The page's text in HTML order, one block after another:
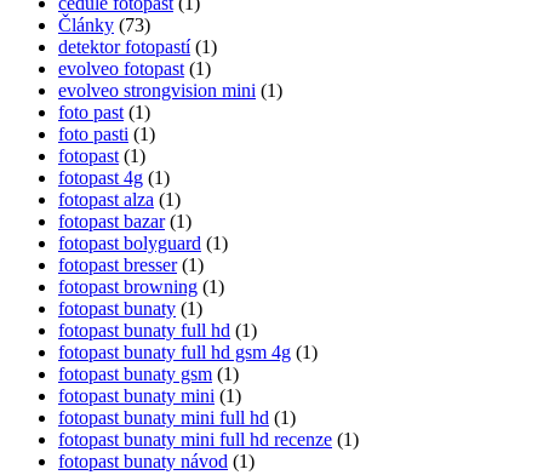
Články (73)
detektor fotopastí(1)
evolveo fotopast (1)
evolveo strongvision mini (1)
foto past (1)
foto pasti (1)
fotopast (1)
fotopast 4g (1)
fotopast alza (1)
fotopast bazar(1)
fotopast bolyguard (1)
fotopast bresser(1)
fotopast browning (1)
fotopast bunaty (1)
fotopast bunaty full hd (1)
fotopast bunaty full hd gsm 4g (1)
fotopast bunaty gsm (1)
fotopast bunaty mini (1)
fotopast bunaty mini full hd (1)
fotopast bunaty mini full hd recenze (1)
fotopast bunaty návod (1)